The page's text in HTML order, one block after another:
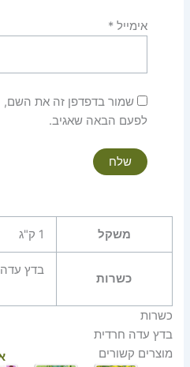
אימייל *
שמור בדפדפן זה את השם,
לפעם הבאה שאגיב.
משקל 1 ק"ג
כשרות
בדץ
כשרות
בדץ עדה חרדית
מוצרים קשורים